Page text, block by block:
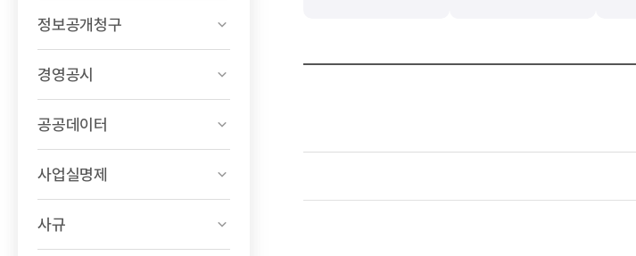
정보공개청구
경영공시
공공데이터
사업실명제
사규